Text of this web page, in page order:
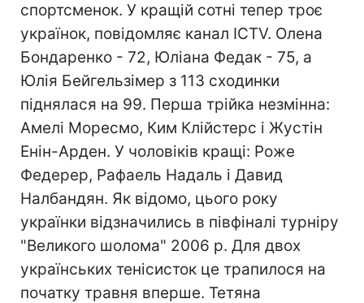
спортсменок. У кращій сотні тепер троє
українок, повідомляє канал ICTV. Олена
Бондаренко - 72, Юліана Федак - 75, а
Юлія Бейгельзімер з 113 сходинки
піднялася на 99. Перша трійка незмінна:
Амелі Моресмо, Ким Клійстерс і Жустін
Енін-Арден. У чоловіків кращі: Роже
Федерер, Рафаель Надаль і Давид
Налбандян. Як відомо, цього року
українки відзначились в півфіналі турніру
"Великого шолома" 2006 р. Для двох
українських тенісисток це трапилося на
початку травня вперше. Тетяна